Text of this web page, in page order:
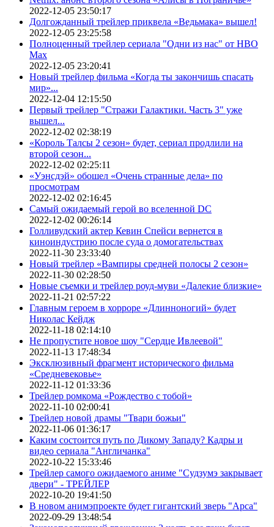
2022-12-05 23:50:17
Долгожданный трейлер приквела «Ведьмака» вышел!
2022-12-05 23:25:58
Полноценный трейлер сериала "Одни из нас" от HBO
Max
2022-12-05 23:20:41
Новый трейлер фильма «Когда ты закончишь спасать
мир»...
2022-12-04 12:15:50
Первый трейлер "Стражи Галактики. Часть 3" уже
вышел...
2022-12-02 02:38:19
«Король Талсы 2 сезон» будет, сериал продлили на
второй сезон...
2022-12-02 02:25:11
«Уэнсдэй» обошел «Очень странные дела» по
просмотрам
2022-12-02 02:16:45
Самый ожидаемый герой во вселенной DC
2022-12-02 00:26:14
Голливудский актер Кевин Спейси вернется в
киноиндустрию после суда о домогательствах
2022-11-30 23:33:40
Новый трейлер «Вампиры средней полосы 2 сезон»
2022-11-30 02:28:50
Новые съемки и трейлер роуд-муви «Далекие близкие»
2022-11-21 02:57:22
Главным героем в хорроре «Длинноногий» будет
Николас Кейдж
2022-11-18 02:14:10
Не пропустите новое шоу "Сердце Ивлеевой"
2022-11-13 17:48:34
Эксклюзивный фрагмент исторического фильма
«Средневековье»
2022-11-12 01:33:36
Трейлер ромкома «Рождество с тобой»
2022-11-10 02:00:41
Трейлер новой драмы "Твари божьи"
2022-11-06 01:36:17
Каким состоится путь по Дикому Западу? Кадры и
видео сериала "Англичанка"
2022-10-22 15:33:46
Трейлер самого ожидаемого аниме "Судзумэ закрывает
двери" - ТРЕЙЛЕР
2022-10-20 19:41:50
В новом анимэпроекте будет гигантский зверь "Арса"
2022-09-29 13:48:54